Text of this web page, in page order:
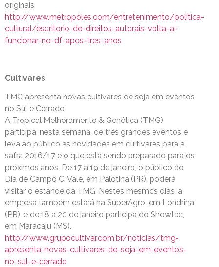
originais
http://www.metropoles.com/entretenimento/politica-
cultural/escritorio-de-direitos-autorais-volta-a-
funcionar-no-df-apos-tres-anos
Cultivares
TMG apresenta novas cultivares de soja em eventos
no Sul e Cerrado
A Tropical Melhoramento & Genética (TMG)
participa, nesta semana, de três grandes eventos e
leva ao público as novidades em cultivares para a
safra 2016/17 e o que está sendo preparado para os
próximos anos. De 17 a 19 de janeiro, o público do
Dia de Campo C. Vale, em Palotina (PR), poderá
visitar o estande da TMG. Nestes mesmos dias, a
empresa também estará na SuperAgro, em Londrina
(PR), e de 18 a 20 de janeiro participa do Showtec,
em Maracaju (MS).
http://www.grupocultivar.com.br/noticias/tmg-
apresenta-novas-cultivares-de-soja-em-eventos-
no-sul-e-cerrado